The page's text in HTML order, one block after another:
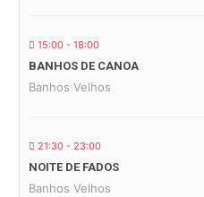
15:00 - 18:00
BANHOS DE CANOA
Banhos Velhos
21:30 - 23:00
NOITE DE FADOS
Banhos Velhos